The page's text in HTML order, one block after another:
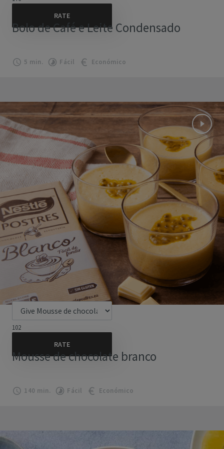
Bolo de Café e Leite Condensado
5 min. Fácil Económico
102
Mousse de chocolate branco
140 min. Fácil Económico